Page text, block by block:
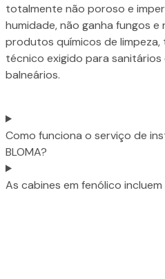
totalmente não poroso e
humidade, não ganha fungos
produtos químicos de
técnico exigido para
balneários.
Como funciona o serviço de
BLOMA?
As cabines em fenólico